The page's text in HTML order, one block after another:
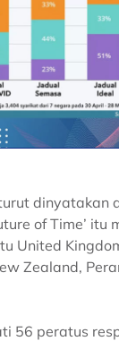
dinyatakan
of Time’ itu
United
Zealand,
56 peratus